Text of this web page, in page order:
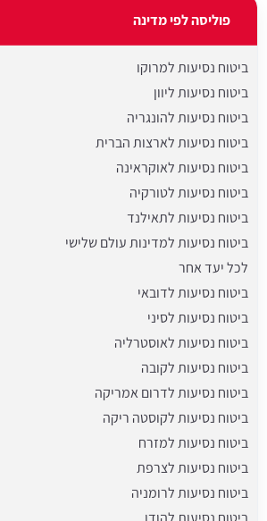
פוליסה לפי מדינה
ביטוח נסיעות למרוקו
ביטוח נסיעות ליוון
ביטוח נסיעות להונגריה
ביטוח נסיעות לארצות הברית
ביטוח נסיעות לאוקראינה
ביטוח נסיעות לטורקיה
ביטוח נסיעות לתאילנד
ביטוח נסיעות למדינות עולם שלישי
לכל יעד אחר
ביטוח נסיעות לדובאי
ביטוח נסיעות לסיני
ביטוח נסיעות לאוסטרליה
ביטוח נסיעות לקובה
ביטוח נסיעות לדרום אמריקה
ביטוח נסיעות לקוסטה ריקה
ביטוח נסיעות למזרח
ביטוח נסיעות לצרפת
ביטוח נסיעות לרומניה